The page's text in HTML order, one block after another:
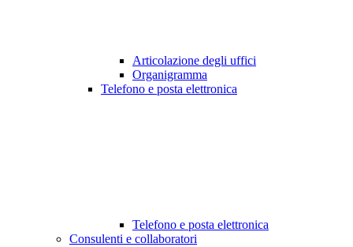
Articolazione degli uffici
Organigramma
Telefono e posta elettronica
Telefono e posta elettronica
Consulenti e collaboratori